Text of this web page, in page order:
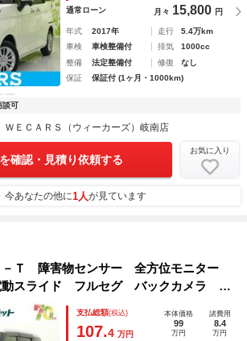
通常ローン 月々 15,800 円
年式 2017年 走行
5.4万km
車検
車検整備付 排気
1000cc
整備
法定整備付 修復
なし
保証
保証付 (1ヶ月・1000km)
談可
ＷＥＣＡＲＳ（ウィーカーズ）岐南店
確認・見積り依頼する
お気に入り
今あなたの他に1人が見ています
Ｔ 障害物センサー 全方位モニター
スライド フルセグ バックカメラ ド
ミュージックプレイヤー接続可 衝突被
ＴＣ スマートキー ＬＥＤヘッドランプ
支払総額(税込)
107.4 万円
本体価格
99
万円
諸費用
8.4
万円